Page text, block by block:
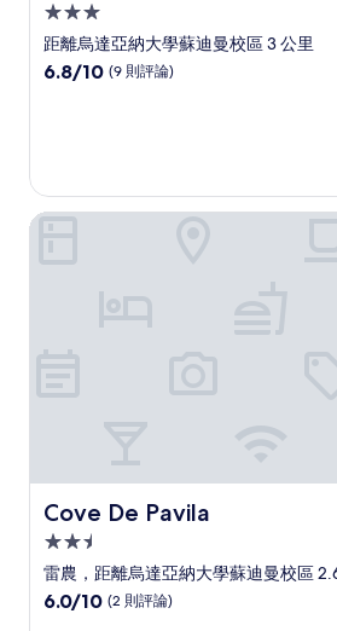
3.0
星
級
距離烏達亞納大學蘇迪曼校區 3 公里
6.8
則
評
6.8/10 (9 則評論)
Cove De Pavila
Cove De Pavila
2.5
星
級
雷農，距離烏達亞納大學蘇迪曼校區
6.0
6.0/10 (2 則評論)
Cove De Pavila